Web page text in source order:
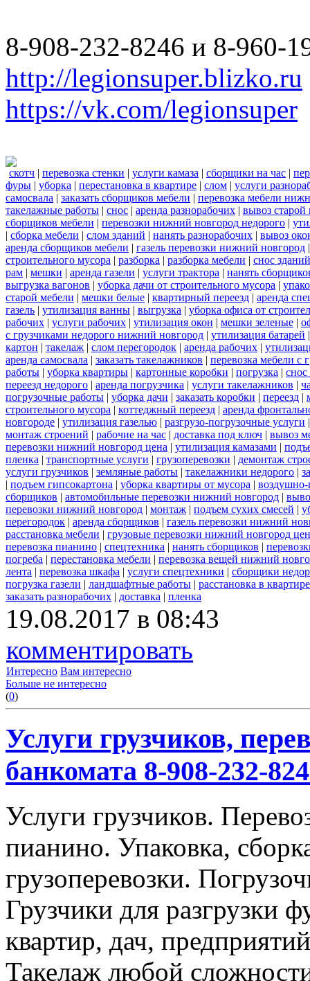
8-908-232-8246 и 8-960-
http://legionsuper.blizko.ru
https://vk.com/legionsuper
скотч | перевозка стенки | услуги камаза | сборщики на час |
фуры | уборка | перестановка в квартире | слом | услуги
самосвала | заказать сборщиков мебели | перевозка мебели
такелажные работы | снос | аренда разнорабочих | вывоз старой
сборщиков мебели | перевозки нижний новгород недорого |
| сборка мебели | слом зданий | нанять разнорабочих | вывоз
аренда сборщиков мебели | газель перевозки нижний новгород
строительного мусора | разборка | разборка мебели | снос зданий
рам | мешки | аренда газели | услуги трактора | нанять
выгрузка вагонов | уборка дачи от строительного мусора |
старой мебели | мешки белые | квартирный переезд | аренда
газель | утилизация ванны | выгрузка | уборка офиса от
рабочих | услуги рабочих | утилизация окон | мешки зеленые |
с грузчиками недорого нижний новгород | утилизация батарей
картон | такелаж | слом перегородок | аренда рабочих |
аренда самосвала | заказать такелажников | перевозка мебели с
работы | уборка квартиры | картонные коробки | погрузка | снос
переезд недорого | аренда погрузчика | услуги такелажников |
погрузочные работы | уборка дачи | заказать коробки | переезд |
строительного мусора | коттеджный переезд | аренда
новгороде | утилизация газелью | разгрузо-погрузочные услуги
монтаж строений | рабочие на час | доставка под ключ | вывоз
перевозки нижний новгород цена | утилизация камазами |
пленка | транспортные услуги | грузоперевозки | демонтаж
услуги грузчиков | земляные работы | такелажники недорого |
| подъем гипсокартона | уборка квартиры от мусора | воздушно-
сборщиков | автомобильные перевозки нижний новгород |
перевозки нижний новгород | монтаж | подъем сухих смесей |
перегородок | аренда сборщиков | газель перевозки нижний
расстановка мебели | грузовые перевозки нижний новгород
перевозка пианино | спецтехника | нанять сборщиков |
погреба | перестановка мебели | перевозка вещей нижний
лента | перевозка шкафа | услуги спецтехники | сборщики
погрузка газели | ландшафтные работы | расстановка в квартире
заказать разнорабочих | доставка | пленка
19.08.2017 в 08:43
комментировать
Интересно Вам интересно
Больше не интересно
(0)
Услуги грузчиков,
банкомата 8-908-232-
Услуги грузчиков.
пианино. Упаковка,
грузоперевозки.
Грузчики для разгрузки
квартир, дач,
Такелаж любой